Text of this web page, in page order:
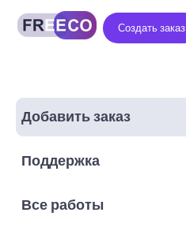
Создать заказ
Добавить заказ
Поддержка
Все работы